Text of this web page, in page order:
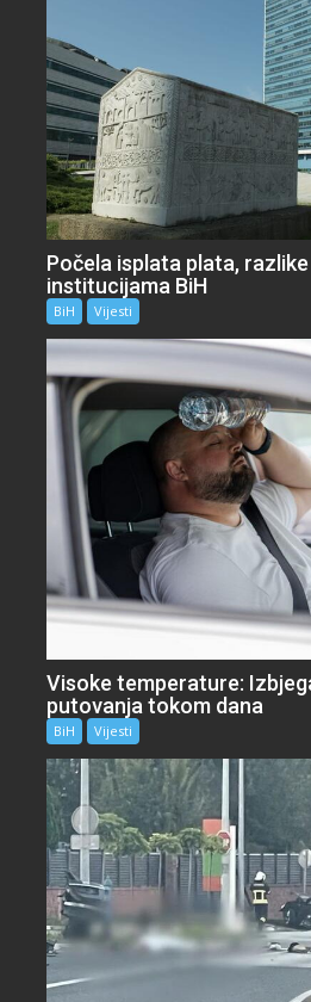
Počela isplata plata,
institucijama BiH
BiH Vijesti
Visoke temperature:
putovanja tokom dana
BiH Vijesti